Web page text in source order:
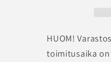
HUOM!
toimitusaika on